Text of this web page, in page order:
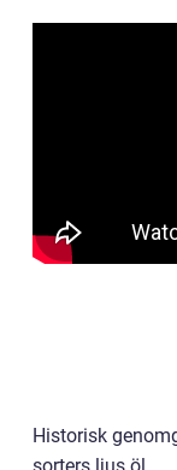
Historisk
sorters ljus öl